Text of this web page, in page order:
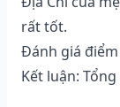
rất tốt.
Đánh giá
Kết luận: